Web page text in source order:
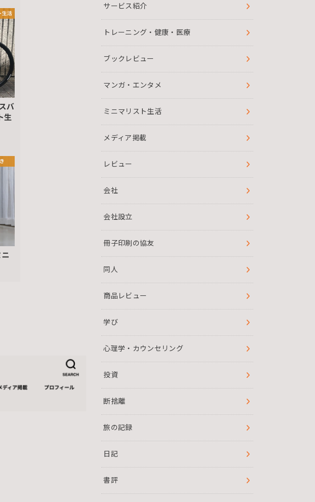
サービス紹介
トレーニング・健康・医療
ブックレビュー
マンガ・エンタメ
ミニマリスト生活
メディア掲載
レビュー
会社
会社設立
冊子印刷の協友
同人
商品レビュー
学び
心理学・カウンセリング
投資
断捨離
旅の記録
日記
書評